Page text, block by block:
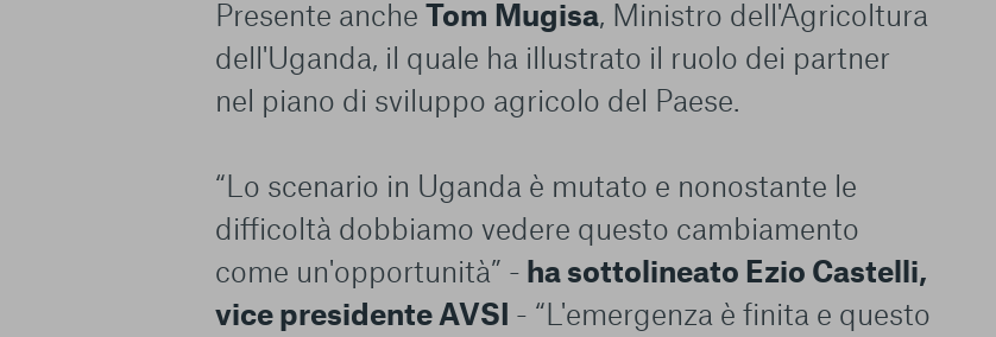
Presente anche Tom Mugisa, Ministro dell'Agricoltura
dell'Uganda, il quale ha illustrato il ruolo dei partner
nel piano di sviluppo agricolo del Paese.
“Lo scenario in Uganda è mutato e nonostante le
difficoltà dobbiamo vedere questo cambiamento
come un'opportunità” - ha sottolineato Ezio Castelli,
vice presidente AVSI - “L'emergenza è finita e questo